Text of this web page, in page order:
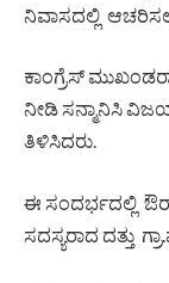
ನಿವಾಸದಲ್ಲಿ
ಕಾಂಗ್ರೆಸ್
ನೀಡಿ ಸನ್ಮಾನಿಸಿ
ತಿಳಿಸಿದರು.
ಈ ಸಂದರ್ಭದಲ್ಲಿ
ಸದಸ್ಯರಾದ ದತ್ತು